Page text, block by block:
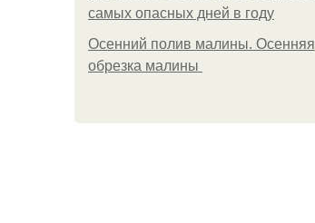
самых опасных дней в году
Осенний полив малины. Осенняя
обрезка малины